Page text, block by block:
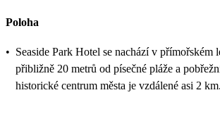
Poloha
• Seaside Park Hotel se nachází v přímořském
přibližně 20 metrů od písečné pláže a
historické centrum města je vzdálené asi 2 km.